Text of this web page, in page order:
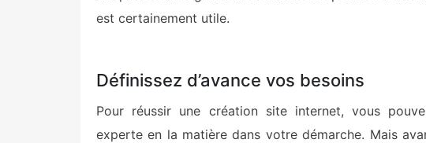
est certainement utile.
Définissez d’avance vos besoins
Pour réussir une création site internet, vous
experte en la matière dans votre démarche. Mais